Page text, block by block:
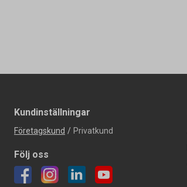
Kundinställningar
Företagskund / Privatkund
Följ oss